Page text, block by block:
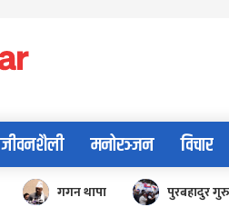
जीवनशैली मनोरञ्जन विचार
गगन थापा पुरबहादुर